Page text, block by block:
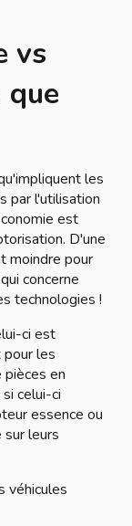
vs
les
par l'utilisation
est
D'une
moindre pour
concerne
technologies !
ci est
les
en
celui-ci
essence ou
sur leurs
véhicules